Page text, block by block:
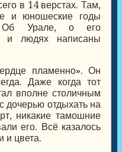
в 14 верстах. Там,
и юношеские годы
Об Урале, о его
и людях написаны
пламенно». Он
Даже когда тот
вполне столичным
дочерью отдыхать на
никакие тамошние
его. Всё казалось
и цвета.